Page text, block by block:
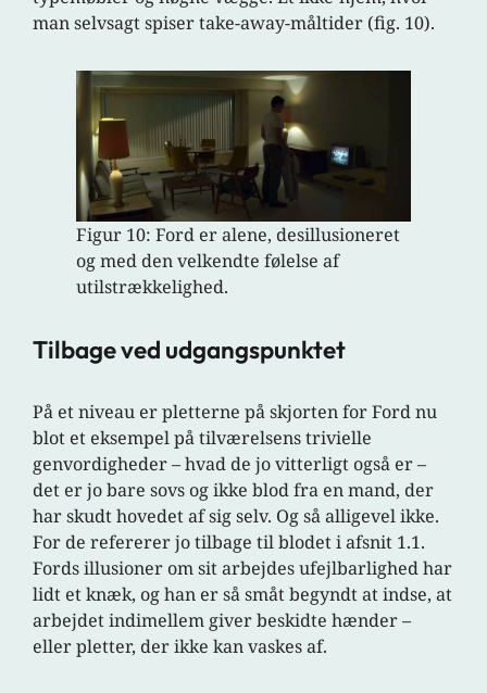
man selvsagt spiser take-away-måltider (fig. 10).
Figur 10: Ford er alene, desillusioneret
og med den velkendte følelse af
utilstrækkelighed.
Tilbage ved udgangspunktet
På et niveau er pletterne på skjorten for Ford nu
blot et eksempel på tilværelsens trivielle
genvordigheder – hvad de jo vitterligt også er –
det er jo bare sovs og ikke blod fra en mand, der
har skudt hovedet af sig selv. Og så alligevel ikke.
For de refererer jo tilbage til blodet i afsnit 1.1.
Fords illusioner om sit arbejdes ufejlbarlighed har
lidt et knæk, og han er så småt begyndt at indse, at
arbejdet indimellem giver beskidte hænder –
eller pletter, der ikke kan vaskes af.